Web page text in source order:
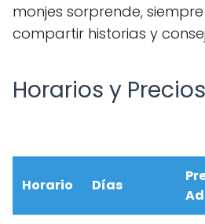
monjes sorprende,
compartir historias y
Horarios y
Horario Días